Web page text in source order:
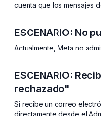
cuenta que los mensajes
ESCENARIO: No
Actualmente, Meta no
ESCENARIO:
rechazado"
Si recibe un correo
directamente desde el